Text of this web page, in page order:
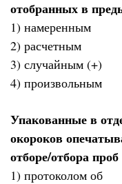
отобранных в
1) намеренным
2) расчетным
3) случайным (+)
4) произвольным
Упакованные в
окороков
отборе/отбора проб
1) протоколом об